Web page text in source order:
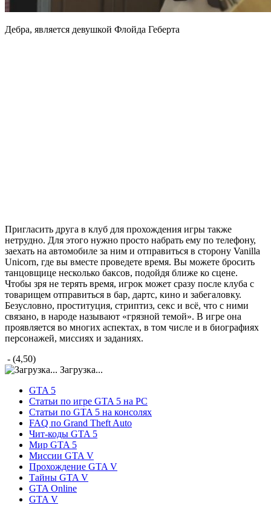
Дебра, является девушкой Флойда Геберта
Пригласить друга в клуб для прохождения игры также
нетрудно. Для этого нужно просто набрать ему по телефону,
заехать на автомобиле за ним и отправиться в сторону Vanilla
Unicorn, где вы вместе проведете время. Вы можете бросить
танцовщице несколько баксов, подойдя ближе ко сцене.
Чтобы зря не терять время, игрок может сразу после клуба с
товарищем отправиться в бар, дартс, кино и забегаловку.
Безусловно, проституция, стриптиз, секс и всё, что с ними
связано, в народе называют «грязной темой». В игре она
проявляется во многих аспектах, в том числе и в биографиях
персонажей, миссиях и заданиях.
- (4,50)
Загрузка...
GTA 5
Статьи по игре GTA 5 на PC
Статьи по GTA 5 на консолях
FAQ по Grand Theft Auto
Чит-коды GTA 5
Мир GTA 5
Миссии GTA V
Прохождение GTA V
Тайны GTA V
GTA Online
GTA V